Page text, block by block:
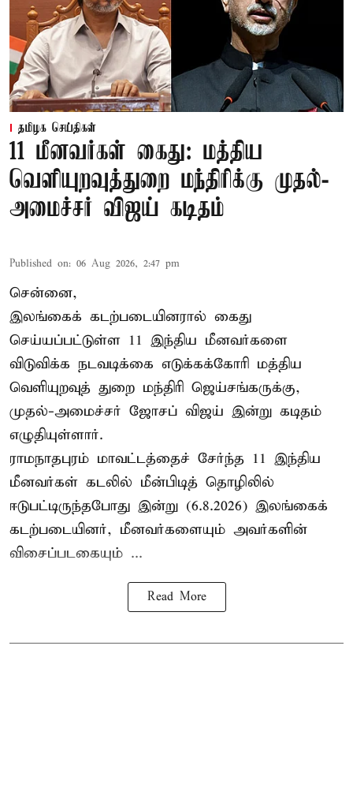
தமிழக செய்திகள்
11 மீனவர்கள் கைது: மத்திய
வெளியுறவுத்துறை மந்திரிக்கு முதல்-
அமைச்சர் விஜய் கடிதம்
Published on: 06 Aug 2026, 2:47 pm
சென்னை,
இலங்கைக் கடற்படையினரால் கைது
செய்யப்பட்டுள்ள 11 இந்திய மீனவர்களை
விடுவிக்க நடவடிக்கை எடுக்கக்கோரி மத்திய
வெளியுறவுத் துறை மந்திரி ஜெய்சங்கருக்கு,
முதல்-அமைச்சர் ஜோசப் விஜய் இன்று கடிதம்
எழுதியுள்ளார்.
ராமநாதபுரம் மாவட்டத்தைச் சேர்ந்த 11 இந்திய
மீனவர்கள் கடலில் மீன்பிடித் தொழிலில்
ஈடுபட்டிருந்தபோது இன்று (6.8.2026) இலங்கைக்
கடற்படையினர், மீனவர்களையும் அவர்களின்
விசைப்படகையும் ...
Read More